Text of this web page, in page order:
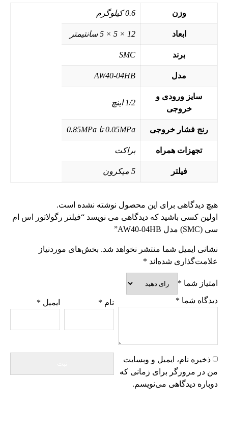
وزن 0.6 کیلوگرم
ابعاد 12 × 5 × 5 سانتیمتر
برند SMC
مدل AW40-04HB
سایز ورودی و
خروجی
1/2 اینچ
رنج فشار خروجی 0.05MPa تا 0.85MPa
تجهزات همراه براکت
فیلتر 5 میکرون
هیچ دیدگاهی برای این محصول نوشته نشده است.
اولین کسی باشید که دیدگاهی می نویسد “فیلتر رگولاتور اس ام
سی (SMC) مدل AW40-04HB”
نشانی ایمیل شما منتشر نخواهد شد. بخش‌های موردنیاز
علامت‌گذاری شده‌اند *
امتیاز شما *
دیدگاه شما * نام * ایمیل *
ذخیره نام، ایمیل و وبسایت
من در مرورگر برای زمانی که
دوباره دیدگاهی می‌نویسم.